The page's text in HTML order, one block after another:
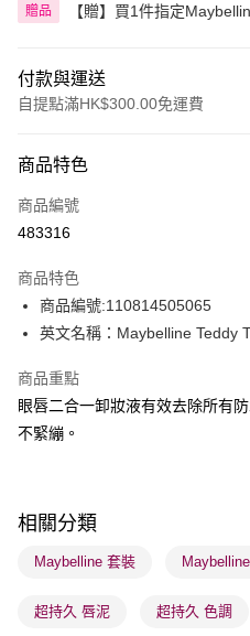
贈品
【贈】買1件指定
付款與運送
自提點滿HK$300.00免運費
信用卡
Apple Pay
PayMe
WeChat Pay
BoC Pay
送貨方式
每筆HK$65.00，滿HK$300.00或
確認發貨後1-3 工作天送達，訂
商品特色
商品編號
483316
商品特色
商品編號:110814505065
英文名稱：Maybelline Teddy
商品重點
眼唇二合一卸妝液有效去除所有
不緊繃。
相關分類
Maybelline 套裝
超持久 唇泥 超持久 色調